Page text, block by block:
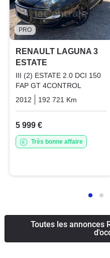
PRO
RENAULT LAGUNA 3
ESTATE
III (2) ESTATE 2.0 DCI 150
FAP GT 4CONTROL
2012
192 721 Km
5 999 €
Très bonne affaire
Toutes les annonces